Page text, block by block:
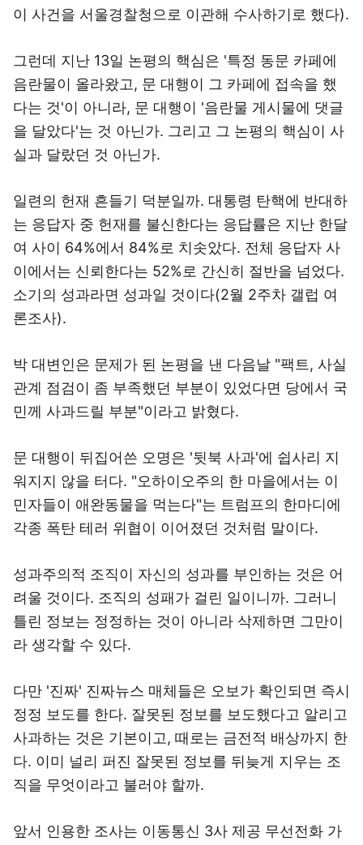
이 사건을 서울경찰청으로 이관해 수사하기로 했다).
그런데 지난 13일 논평의 핵심은 '특정 동문 카페에
음란물이 올라왔고, 문 대행이 그 카페에 접속을 했
다는 것'이 아니라, 문 대행이 '음란물 게시물에 댓글
을 달았다'는 것 아닌가. 그리고 그 논평의 핵심이 사
실과 달랐던 것 아닌가.
일련의 헌재 흔들기 덕분일까. 대통령 탄핵에 반대하
는 응답자 중 헌재를 불신한다는 응답률은 지난 한달
여 사이 64%에서 84%로 치솟았다. 전체 응답자 사
이에서는 신뢰한다는 52%로 간신히 절반을 넘었다.
소기의 성과라면 성과일 것이다(2월 2주차 갤럽 여
론조사).
박 대변인은 문제가 된 논평을 낸 다음날 "팩트, 사실
관계 점검이 좀 부족했던 부분이 있었다면 당에서 국
민께 사과드릴 부분"이라고 밝혔다.
문 대행이 뒤집어쓴 오명은 '뒷북 사과'에 쉽사리 지
워지지 않을 터다. "오하이오주의 한 마을에서는 이
민자들이 애완동물을 먹는다"는 트럼프의 한마디에
각종 폭탄 테러 위협이 이어졌던 것처럼 말이다.
성과주의적 조직이 자신의 성과를 부인하는 것은 어
려울 것이다. 조직의 성패가 걸린 일이니까. 그러니
틀린 정보는 정정하는 것이 아니라 삭제하면 그만이
라 생각할 수 있다.
다만 '진짜' 진짜뉴스 매체들은 오보가 확인되면 즉시
정정 보도를 한다. 잘못된 정보를 보도했다고 알리고
사과하는 것은 기본이고, 때로는 금전적 배상까지 한
다. 이미 널리 퍼진 잘못된 정보를 뒤늦게 지우는 조
직을 무엇이라고 불러야 할까.
앞서 인용한 조사는 이동통신 3사 제공 무선전화 가